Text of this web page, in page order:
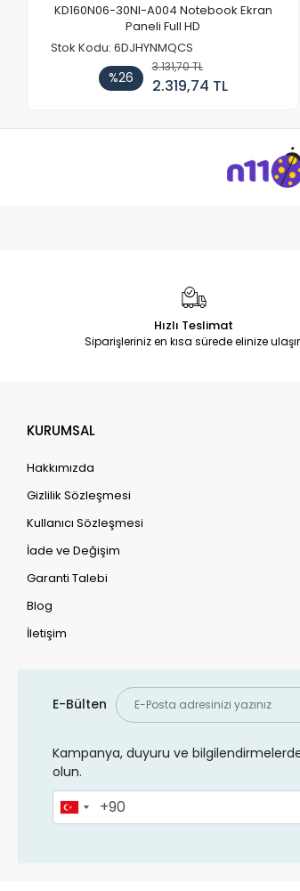
KD160N06-30NI-A004 Notebook Ekran
Paneli Full HD
Stok Kodu: 6DJHYNMQCS
%26
3.131,70 TL
2.319,74 TL
Hızlı Teslimat
Siparişleriniz en kısa sürede elinize
KURUMSAL
Hakkımızda
Gizlilik Sözleşmesi
Kullanıcı Sözleşmesi
İade ve Değişim
Garanti Talebi
Blog
İletişim
E-Bülten
Kampanya, duyuru ve
olun.